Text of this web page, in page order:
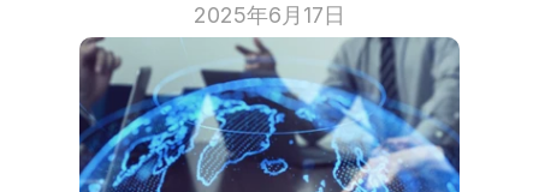
2025年6月17日